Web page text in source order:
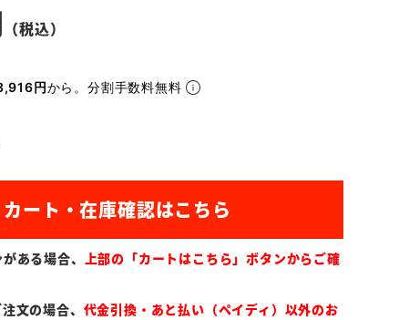
円から。分割手数料無料
ある場合、
上部の「カートはこちら」ボタンからご確
文の場合、 代金引換・あと払い（ペイディ）以外のお